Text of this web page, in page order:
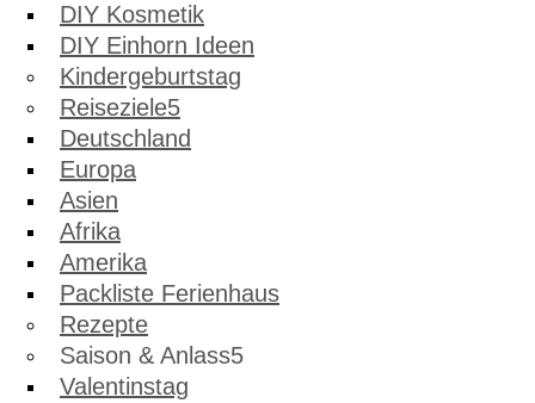
DIY Kosmetik
DIY Einhorn Ideen
Kindergeburtstag
Reiseziele
Deutschland
Europa
Asien
Afrika
Amerika
Packliste Ferienhaus
Rezepte
Saison & Anlass
Valentinstag